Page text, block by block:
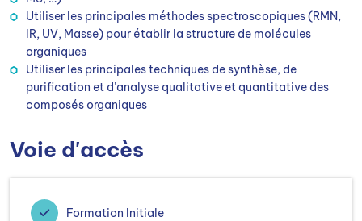
Utiliser les principales méthodes spectroscopiques (RMN,
IR, UV, Masse) pour établir la structure de molécules
organiques
Utiliser les principales techniques de synthèse, de
purification et d’analyse qualitative et quantitative des
composés organiques
Voie d'accès
Formation Initiale